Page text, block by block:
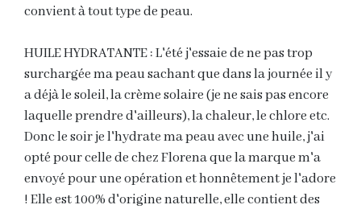
convient à tout type de peau.
HUILE HYDRATANTE : L'été j'essaie de ne pas trop
surchargée ma peau sachant que dans la journée il y
a déjà le soleil, la crème solaire (je ne sais pas encore
laquelle prendre d'ailleurs), la chaleur, le chlore etc.
Donc le soir je l'hydrate ma peau avec une huile, j'ai
opté pour celle de chez Florena que la marque m'a
envoyé pour une opération et honnêtement je l'adore
! Elle est 100% d'origine naturelle, elle contient des